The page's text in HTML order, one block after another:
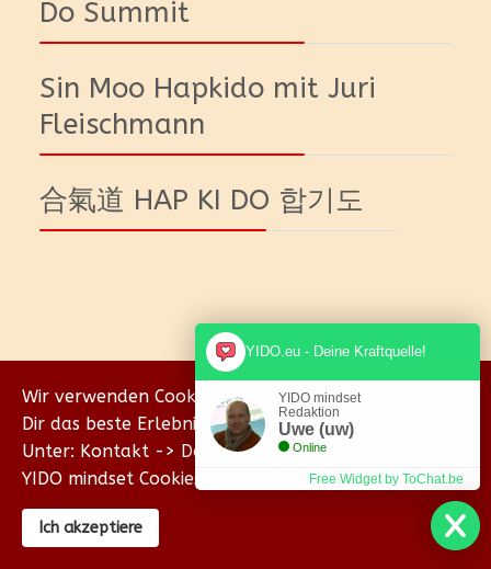
Do Summit
Sin Moo Hapkido mit Juri
Fleischmann
合氣道 HAP KI DO 합기도
© {2018-2026} Homepage & Eigenverlag von Uwe
Wischhöfer Coachings - YIDO mind & body
Wir verwenden Cookies, um sicherzustellen, dass wir
Dir das beste Erlebnis auf unserer Website bieten.
Unter: Kontakt -> Datenschutz erklären wir Dir, wie
YIDO mindset Cookies verwendet.
Ich akzeptiere
YIDO.eu - Deine Kraftquelle!
YIDO mindset
Redaktion
Uwe (uw)
Online
Free Widget by ToChat.be